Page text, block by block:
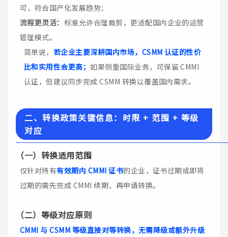
可，符合国产化发展趋势；
流程更灵活： 标准允许合理裁剪，更适配国内企业的运营
管理模式。
简单说， 若企业主要深耕国内市场，CSMM 认证的性价
比和实用性会更高；如果侧重国际业务，可保留 CMMI
认证，但建议同步完成 CSMM 转换以覆盖国内需求。
二、转换政策关键信息：时限 + 范围 + 等级
对应
（一） 转换适用范围
仅针对持有有效期内 CMMI 证书的企业，证书过期或即将
过期的需先完成 CMMI 续期，再申请转换。
（二） 等级对应原则
CMMI 与 CSMM 等级直接对等转换，无需降级或额外升级